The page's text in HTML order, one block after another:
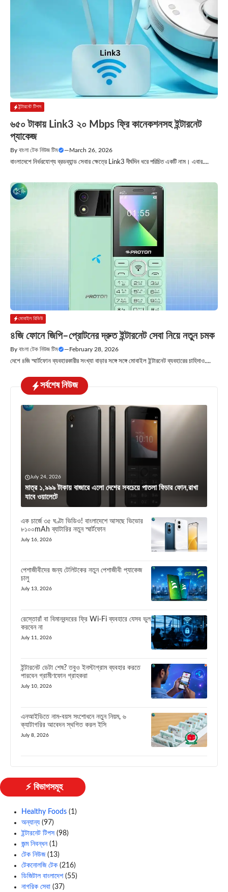
ইন্টারনেট টিপস
৬৫০ টাকায় Link3 ২০ Mbps ফ্রি কানেকশনসহ ইন্টারনেট
প্যাকেজ
By বাংলা টেক নিউজ টিম —March 26, 2026
বাংলাদেশে নির্ভরযোগ্য ব্রডব্যান্ড সেবার ক্ষেত্রে Link3 দীর্ঘদিন ধরে পরিচিত একটি নাম। এবার....
মোবাইল রিভিউ
৪জি ফোনে জিপি–প্রোটনের দ্রুত ইন্টারনেট সেবা নিয়ে নতুন চমক
By বাংলা টেক নিউজ টিম — February 28, 2026
দেশে ৪জি স্মার্টফোন ব্যবহারকারীর সংখ্যা বাড়ার সঙ্গে সঙ্গে মোবাইল ইন্টারনেট ব্যবহারের চাহিদাও....
সর্বশেষ নিউজ
July 24, 2026
মাত্র ১,৯৯৯ টাকায় বাজারে এলো দেশের সবচেয়ে পাতলা ফিচার ফোন,রাখা
যাবে ওয়ালেটে
এক চার্জে ৩৫ ঘণ্টা ভিডিও! বাংলাদেশে আসছে ভিভোর
৮১০০mAh ব্যাটারির নতুন স্মার্টফোন
July 16, 2026
পেশাজীবীদের জন্য টেলিটকের নতুন পেশাজীবী প্যাকেজ
চালু
July 13, 2026
রেস্তোরাঁ বা বিমানবন্দরের ফ্রি Wi-Fi ব্যবহারে যেসব ভুল
করবেন না
July 11, 2026
ইন্টারনেট ডেটা শেষ? তবুও ইনস্টাগ্রাম ব্যবহার করতে
পারবেন গ্রামীণফোন গ্রাহকরা
July 10, 2026
এনআইডিতে নাম-বয়স সংশোধনে নতুন নিয়ম, ৬
ক্যাটাগরির আবেদন স্থগিত করল ইসি
July 8, 2026
⚡ বিভাগসমূহ
Healthy Foods (1)
অন্যান্য (97)
ইন্টারনেট টিপস (98)
জন্ম নিবন্ধন(1)
টেক নিউজ(13)
টেকনোলজি টেক (216)
ডিজিটাল বাংলাদেশ(55)
নাগরিক সেবা (37)